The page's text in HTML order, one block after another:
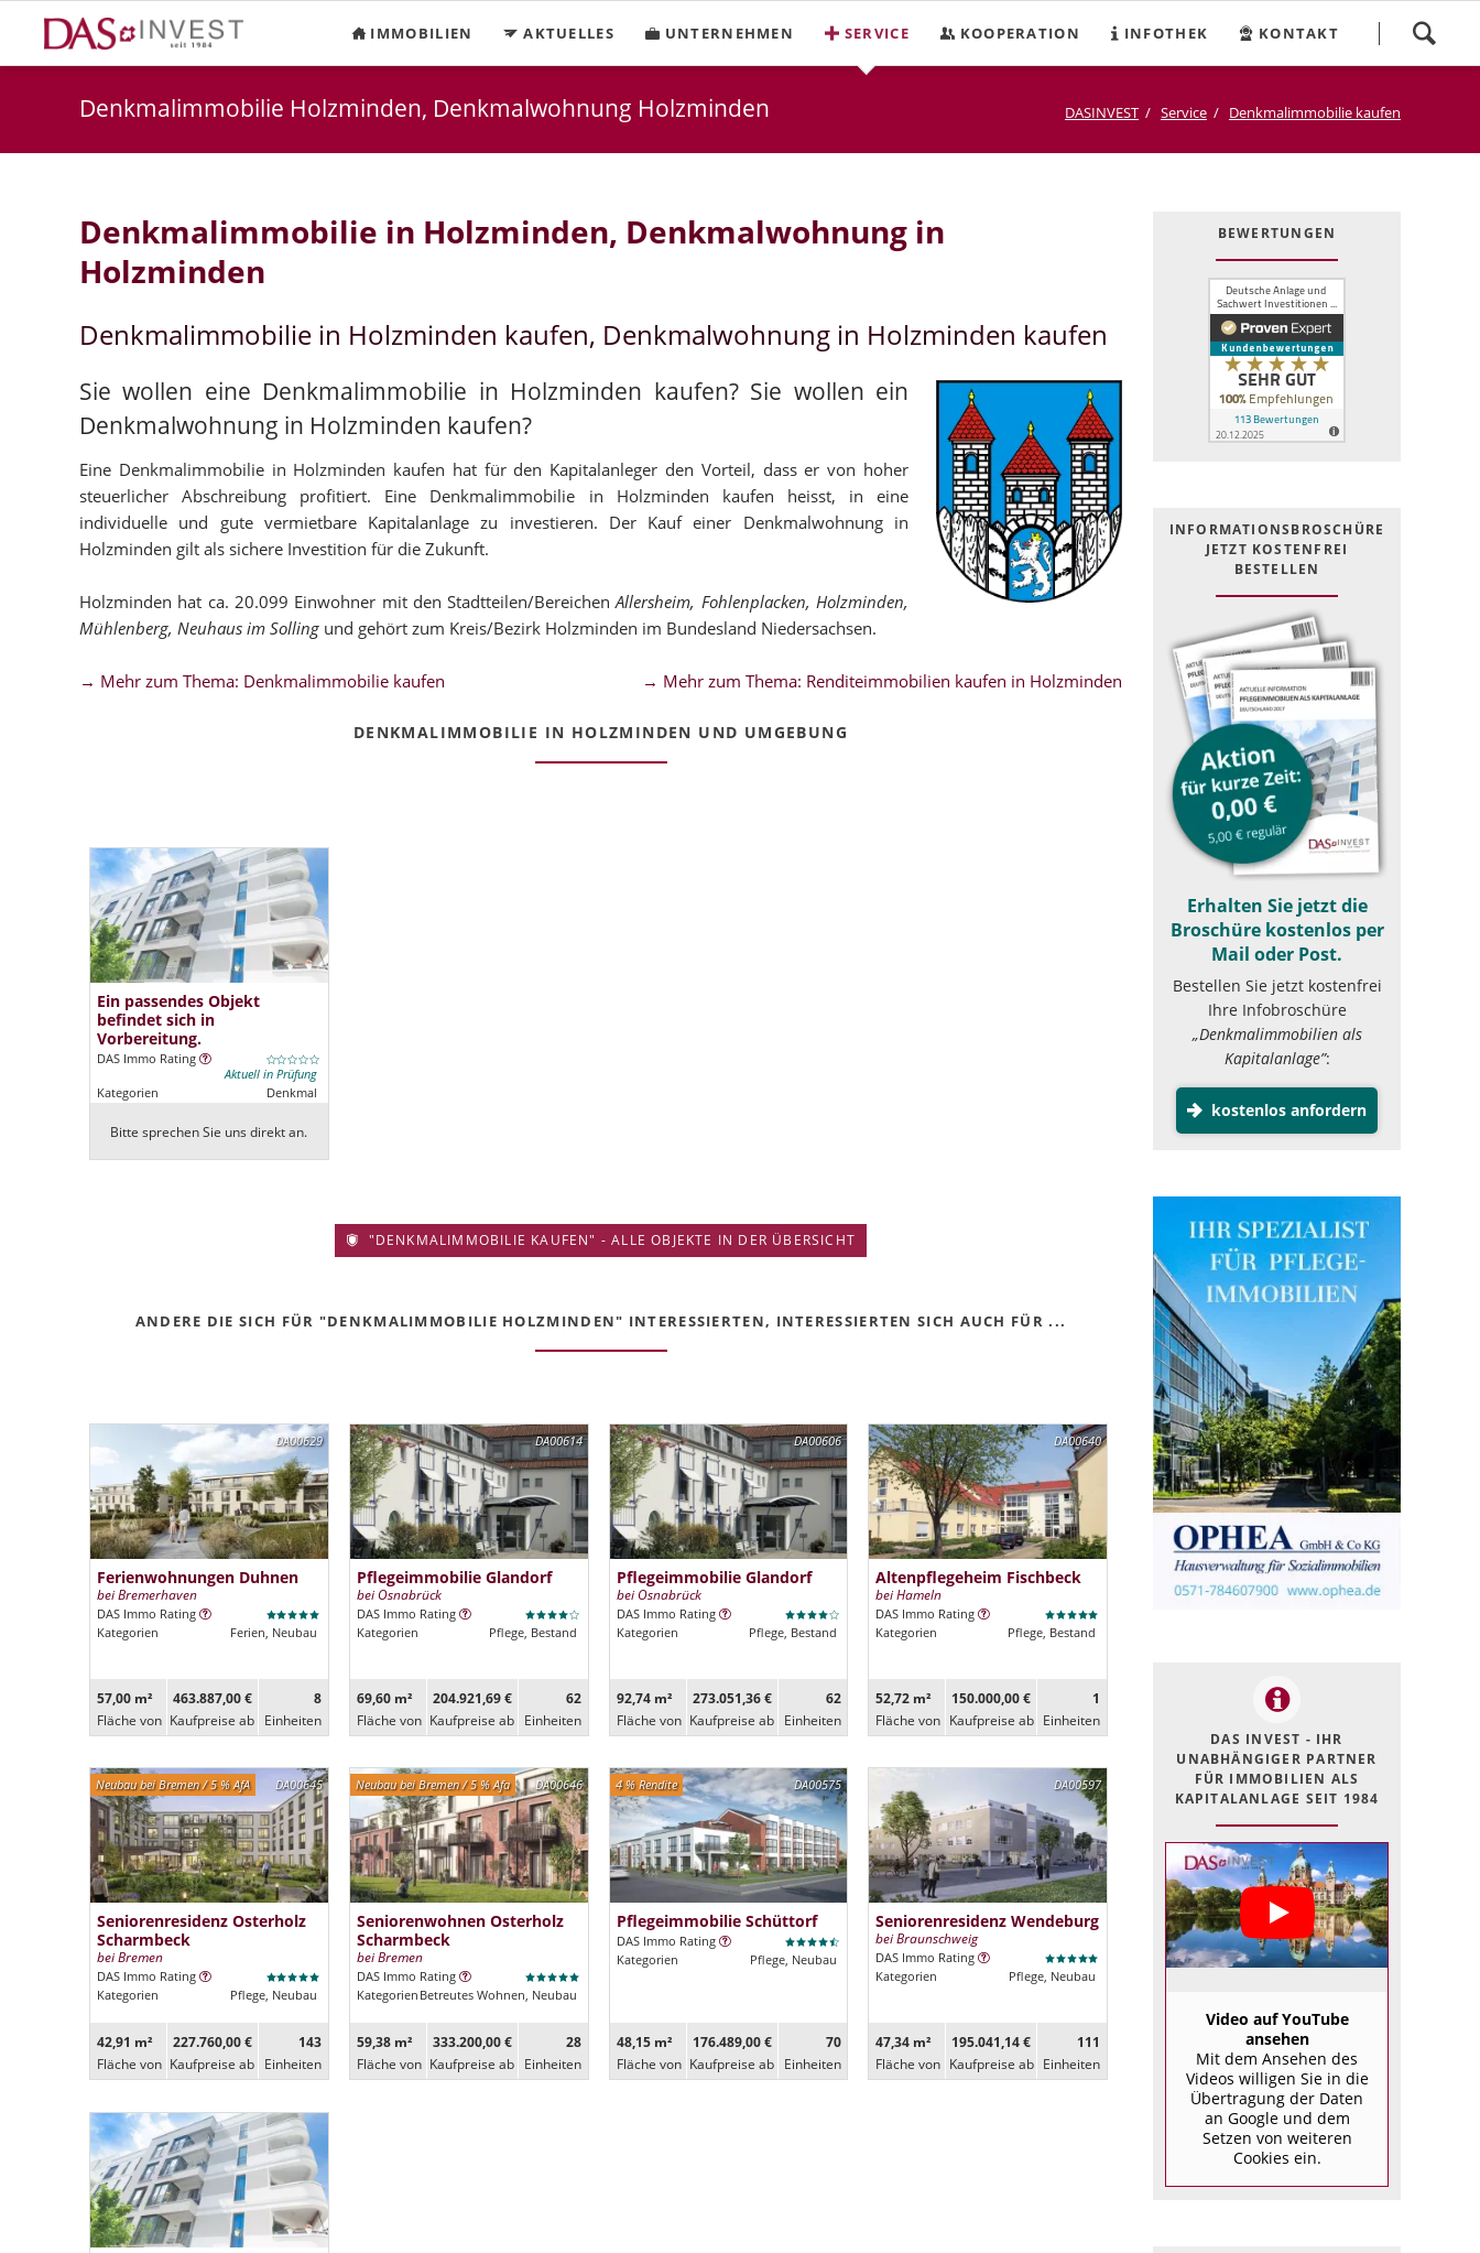
überspringen
IMMOBILIEN AKTUELLES UNTERNEHMEN SERVICE KOOPERATION INFOTHEK KONTAKT
Denkmalimmobilie Holzminden, Denkmalwohnung Holzminden DASINVEST Service Denkmalimmobilie kaufen
Denkmalimmobilie in Holzminden, Denkmalwohnung in
Holzminden
Denkmalimmobilie in Holzminden kaufen, Denkmalwohnung in Holzminden kaufen
Sie wollen eine Denkmalimmobilie in Holzminden kaufen? Sie wollen ein
Denkmalwohnung in Holzminden kaufen?
Eine Denkmalimmobilie in Holzminden kaufen hat für den Kapitalanleger den Vorteil, dass er von hoher
steuerlicher Abschreibung profitiert. Eine Denkmalimmobilie in Holzminden kaufen heisst, in eine
individuelle und gute vermietbare Kapitalanlage zu investieren. Der Kauf einer Denkmalwohnung in
Holzminden gilt als sichere Investition für die Zukunft.
Holzminden hat ca. 20.099 Einwohner mit den Stadtteilen/BereichenAllersheim, Fohlenplacken, Holzminden,
Mühlenberg, Neuhaus im Solling und gehört zum Kreis/Bezirk Holzminden im Bundesland Niedersachsen.
→ Mehr zum Thema: Denkmalimmobilie kaufen → Mehr zum Thema: Renditeimmobilien kaufen in Holzminden
DENKMALIMMOBILIE IN HOLZMINDEN UND UMGEBUNG
Ein passendes Objekt
befindet sich in
Vorbereitung.
DAS Immo Rating
Aktuell in Prüfung
Kategorien
Denkmal
Bitte sprechen Sie uns direkt an.
"DENKMALIMMOBILIE KAUFEN" - ALLE OBJEKTE IN DER ÜBERSICHT
ANDERE DIE SICH FÜR "DENKMALIMMOBILIE HOLZMINDEN" INTERESSIERTEN, INTERESSIERTEN SICH AUCH FÜR ...
DA00629
Ferienwohnungen Duhnen
bei Bremerhaven
DAS Immo Rating
Kategorien
Ferien, Neubau
57,00 m²
Fläche von
463.887,00 €
Kaufpreise ab
8
Ein­heiten
DA00614
Pflegeimmobilie Glandorf
bei Osnabrück
DAS Immo Rating
Kategorien
Pflege, Bestand
69,60 m²
Fläche von
204.921,69 €
Kaufpreise ab
62
Ein­heiten
DA00606
Pflegeimmobilie Glandorf
bei Osnabrück
DAS Immo Rating
Kategorien
Pflege, Bestand
92,74 m²
Fläche von
273.051,36 €
Kaufpreise ab
62
Ein­heiten
DA00640
Altenpflegeheim Fischbeck
bei Hameln
DAS Immo Rating
Kategorien
Pflege, Bestand
52,72 m²
Fläche von
150.000,00 €
Kaufpreise ab
1
Ein­heiten
DA00645
Neubau bei Bremen / 5 % AfA
Seniorenresidenz Osterholz
Scharmbeck
bei Bremen
DAS Immo Rating
Kategorien
Pflege, Neubau
42,91 m²
Fläche von
227.760,00 €
Kaufpreise ab
143
Ein­heiten
DA00646
Neubau bei Bremen / 5 % Afa
Seniorenwohnen Osterholz
Scharmbeck
bei Bremen
DAS Immo Rating
Kategorien Betreutes Wohnen, Neubau
59,38 m²
Fläche von
333.200,00 €
Kaufpreise ab
28
Ein­heiten
DA00575
4 % Rendite
Pflegeimmobilie Schüttorf
DAS Immo Rating
Kategorien
Pflege, Neubau
48,15 m²
Fläche von
176.489,00 €
Kaufpreise ab
70
Ein­heiten
DA00597
Seniorenresidenz Wendeburg
bei Braunschweig
DAS Immo Rating
Kategorien
Pflege, Neubau
47,34 m²
Fläche von
195.041,14 €
Kaufpreise ab
111
Ein­heiten
BEWERTUNGEN
INFOR­MATIONS­BROSCHÜRE
JETZT KOSTEN­FREI
BESTELLEN
Erhalten Sie jetzt die
Broschüre kostenlos per
Mail oder Post.
Bestellen Sie jetzt kostenfrei
Ihre Infobroschüre
„Denkmalimmobilien als
Kapitalanlage”:
kostenlos anfordern
DAS INVEST - IHR
UNABHÄNGIGER PARTNER
FÜR IMMOBILIEN ALS
KAPITALANLAGE SEIT 1984
Video auf YouTube
ansehen
Mit dem Ansehen des
Videos willigen Sie in die
Übertragung der Daten
an Google und dem
Setzen von weiteren
Cookies ein.